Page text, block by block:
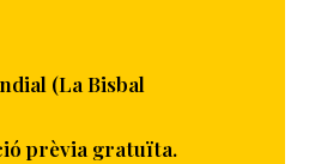
(La Bisbal
prèvia gratuïta.